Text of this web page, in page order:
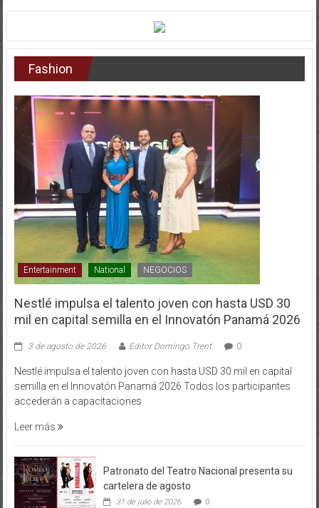
Fashion
Entertainment National NEGOCIOS
Nestlé impulsa el talento joven con hasta USD 30
mil en capital semilla en el Innovatón Panamá 2026
3 de agosto de 2026 Editor Domingo Trent 0
Nestlé impulsa el talento joven con hasta USD 30 mil en capital
semilla en el Innovatón Panamá 2026 Todos los participantes
accederán a capacitaciones
Leer más
Patronato del Teatro Nacional presenta su
cartelera de agosto
31 de julio de 2026 0